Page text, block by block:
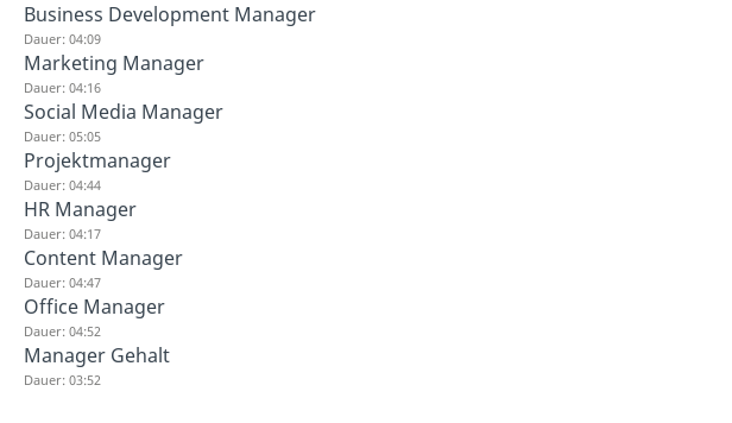
Business Development Manager
Dauer: 04:09
Marketing Manager
Dauer: 04:16
Social Media Manager
Dauer: 05:05
Projektmanager
Dauer: 04:44
HR Manager
Dauer: 04:17
Content Manager
Dauer: 04:47
Office Manager
Dauer: 04:52
Manager Gehalt
Dauer: 03:52